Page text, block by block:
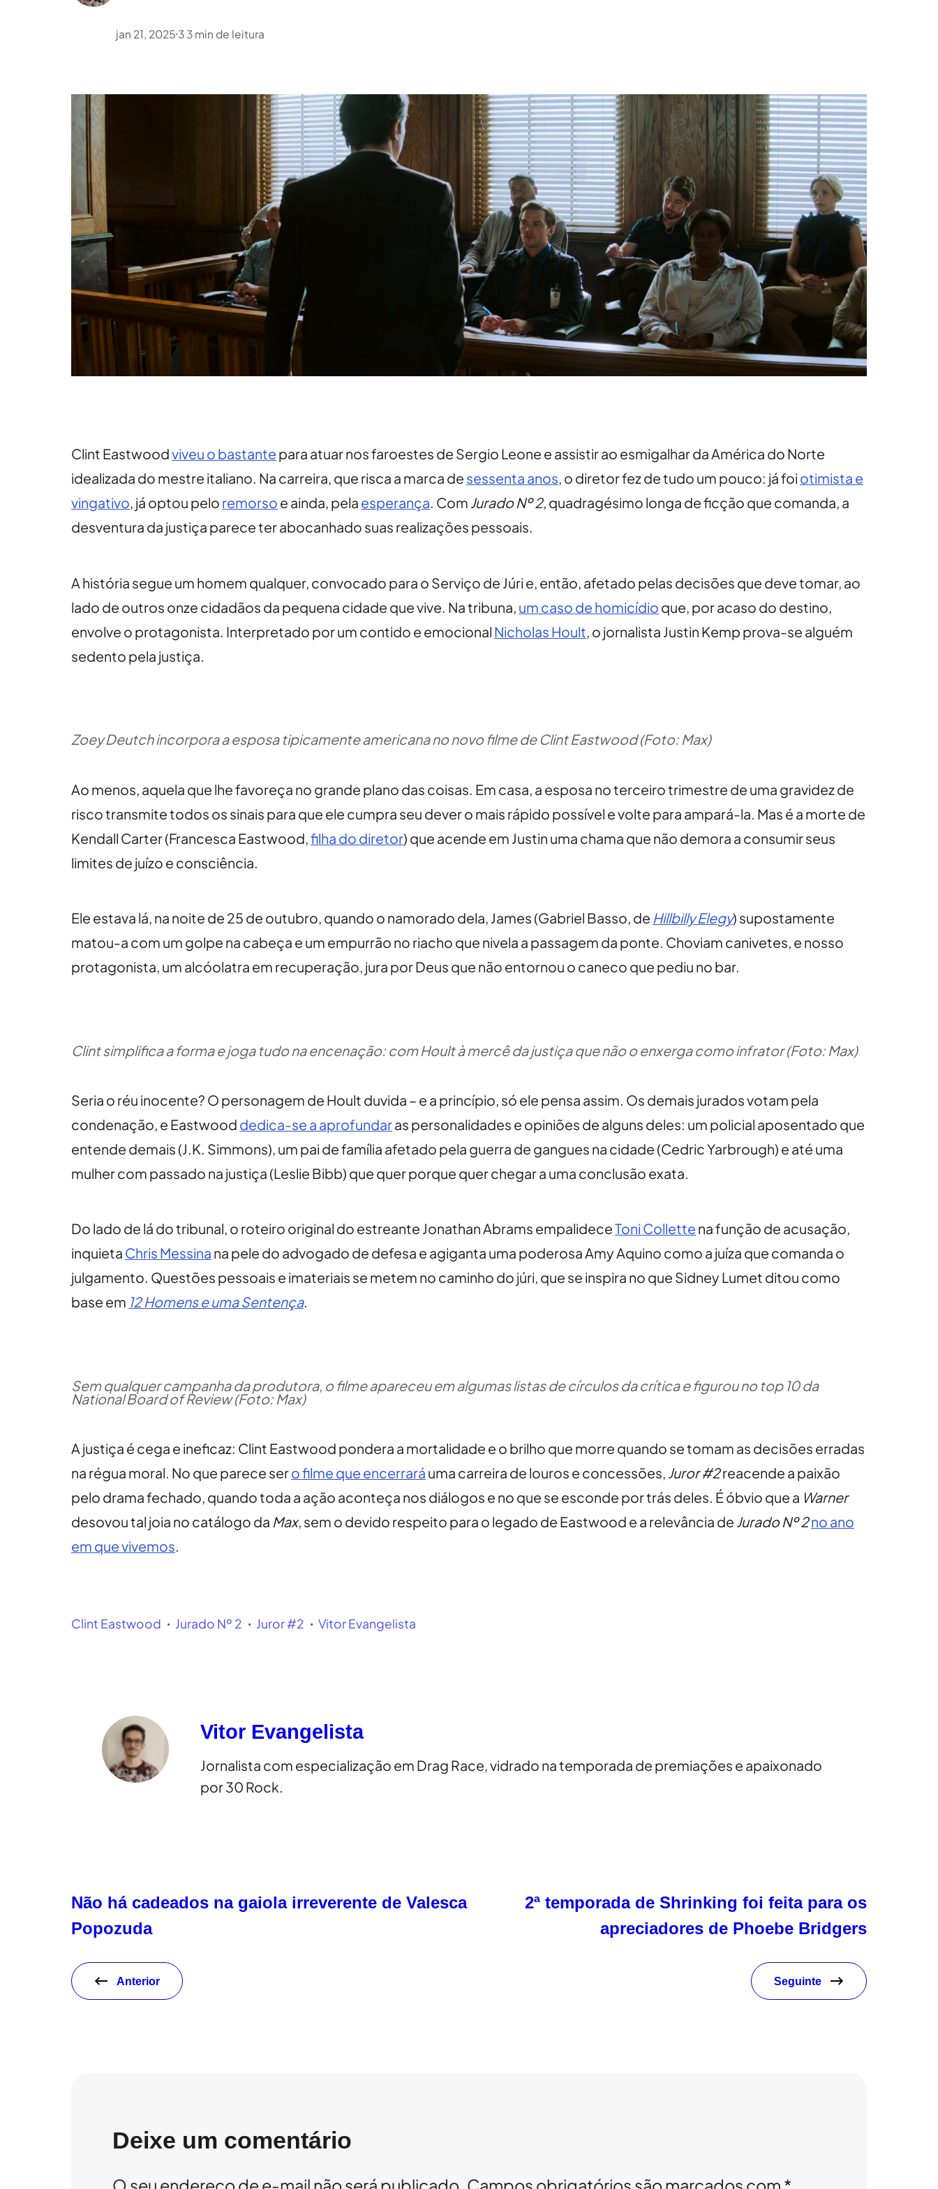
jan 21, 2025•3 3 min de leitura
Clint Eastwoodviveu o bastante para atuar nos faroestes de Sergio Leone e assistir ao esmigalhar da América do Norte
idealizada do mestre italiano. Na carreira, que risca a marca de sessenta anos, o diretor fez de tudo um pouco: já foi otimista e
vingativo, já optou pelo remorso e ainda, pela esperança. Com Jurado Nº 2, quadragésimo longa de ficção que comanda, a
desventura da justiça parece ter abocanhado suas realizações pessoais.
A história segue um homem qualquer, convocado para o Serviço de Júri e, então, afetado pelas decisões que deve tomar, ao
lado de outros onze cidadãos da pequena cidade que vive. Na tribuna, um caso de homicídio que, por acaso do destino,
envolve o protagonista. Interpretado por um contido e emocional Nicholas Hoult, o jornalista Justin Kemp prova-se alguém
sedento pela justiça.
Zoey Deutch incorpora a esposa tipicamente americana no novo filme de Clint Eastwood (Foto: Max)
Ao menos, aquela que lhe favoreça no grande plano das coisas. Em casa, a esposa no terceiro trimestre de uma gravidez de
risco transmite todos os sinais para que ele cumpra seu dever o mais rápido possível e volte para ampará-la. Mas é a morte de
Kendall Carter (Francesca Eastwood,filha do diretor) que acende em Justin uma chama que não demora a consumir seus
limites de juízo e consciência.
Ele estava lá, na noite de 25 de outubro, quando o namorado dela, James (Gabriel Basso, de Hillbilly Elegy) supostamente
matou-a com um golpe na cabeça e um empurrão no riacho que nivela a passagem da ponte. Choviam canivetes, e nosso
protagonista, um alcóolatra em recuperação, jura por Deus que não entornou o caneco que pediu no bar.
Clint simplifica a forma e joga tudo na encenação: com Hoult à mercê da justiça que não o enxerga como infrator (Foto: Max)
Seria o réu inocente? O personagem de Hoult duvida – e a princípio, só ele pensa assim. Os demais jurados votam pela
condenação, e Eastwood dedica-se a aprofundaras personalidades e opiniões de alguns deles: um policial aposentado que
entende demais (J.K. Simmons), um pai de família afetado pela guerra de gangues na cidade (Cedric Yarbrough) e até uma
mulher com passado na justiça (Leslie Bibb) que quer porque quer chegar a uma conclusão exata.
Do lado de lá do tribunal, o roteiro original do estreante Jonathan Abrams empalideceToni Collette na função de acusação,
inquieta Chris Messina na pele do advogado de defesa e agiganta uma poderosa Amy Aquino como a juíza que comanda o
julgamento. Questões pessoais e imateriais se metem no caminho do júri, que se inspira no que Sidney Lumet ditou como
base em 12 Homens e uma Sentença.
Sem qualquer campanha da produtora, o filme apareceu em algumas listas de círculos da crítica e figurou no top 10 da
National Board of Review (Foto: Max)
A justiça é cega e ineficaz: Clint Eastwood pondera a mortalidade e o brilho que morre quando se tomam as decisões erradas
na régua moral. No que parece sero filme que encerrará uma carreira de louros e concessões, Juror #2reacende a paixão
pelo drama fechado, quando toda a ação aconteça nos diálogos e no que se esconde por trás deles. É óbvio que a Warner
desovou tal joia no catálogo da Max, sem o devido respeito para o legado de Eastwood e a relevância de Jurado Nº 2no ano
em que vivemos.
Clint Eastwood Jurado Nº 2 Juror #2 Vitor Evangelista
Vitor Evangelista
Jornalista com especialização em Drag Race, vidrado na temporada de premiações e apaixonado
por 30 Rock.
Não há cadeados na gaiola irreverente de Valesca
Popozuda
Anterior
2ª temporada de Shrinking foi feita para os
apreciadores de Phoebe Bridgers
Seguinte
Deixe um comentário
O seu endereço de e-mail não será publicado. Campos obrigatórios são marcados com *